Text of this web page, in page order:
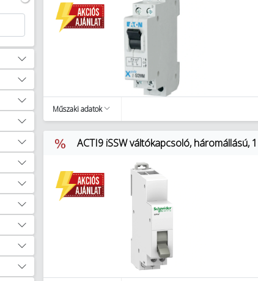
relé)
(7)
Műszaki adatok
ACTI9 iSSW váltókapcsoló, háromállású,